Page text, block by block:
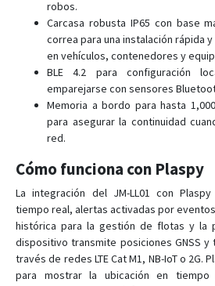
JM-VL01
JM-VL02
JM-VL03
JM-VL04
JV200
LG300
LL301
LL302
LL303
LL303 Pro
LL309
LL701
robos.
Carcasa robusta IP65 con base
correa para una instalación rápida
en vehículos, contenedores y
BLE 4.2 para configuración
emparejarse con sensores
Memoria a bordo para hasta
para asegurar la continuidad
red.
Cómo funciona con Plaspy
La integración del JM-LL01 con
tiempo real, alertas activadas por
histórica para la gestión de flotas y la
dispositivo transmite posiciones GNSS
través de redes LTE Cat M1, NB-IoT o 2G.
para mostrar la ubicación en